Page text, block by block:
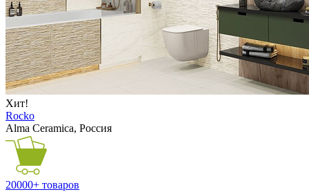
Хит!
Rocko
Alma Ceramica, Россия
20000+ товаров